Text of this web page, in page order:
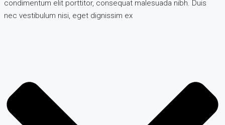
condimentum elit porttitor, consequat malesuada nibh. Duis
nec vestibulum nisi, eget dignissim ex